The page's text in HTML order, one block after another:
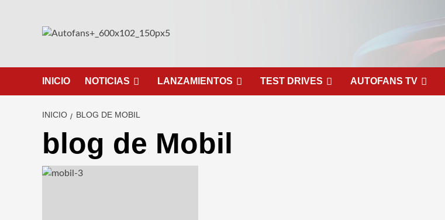
INICIO NOTICIAS LANZAMIENTOS TEST DRIVES AUTOFANS TV
INICIO BLOG DE MOBIL
blog de Mobil